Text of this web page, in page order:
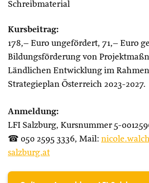
Schreibmaterial
Kursbeitrag:
178,– Euro ungefördert, 71,– Euro
Bildungsförderung von
Ländlichen Entwicklung im Rahmen
Strategieplan Österreich 2023-2027.
Anmeldung:
LFI Salzburg, Kursnummer 5-
☎ 050 2595 3336, Mail:
salzburg.at